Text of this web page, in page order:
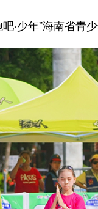
少年”海南省青